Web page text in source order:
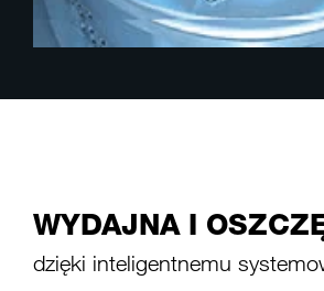
WYDAJNA I
dzięki inteligentnemu